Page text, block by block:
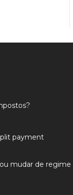
payment
mudar de regime